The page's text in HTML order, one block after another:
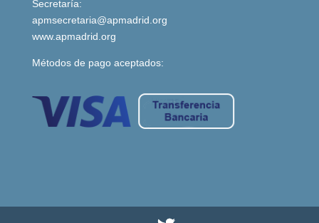
Secretaría:
apmsecretaria@apmadrid.org
www.apmadrid.org
Métodos de pago aceptados: